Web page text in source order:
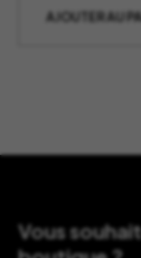
AJOUTER AU
Vous